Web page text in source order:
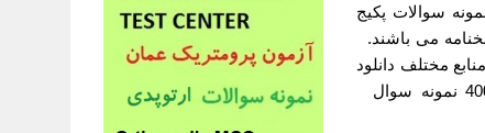
نمونه سوالات آزمون پرومتریک ارتوپدی 2023 نمونه سوالات پکیج
همراه پاسخنامه می باشند.
مختلف دانلود
نمونه سوالات آزمون پرومتریک ارتوپدی بیش از 4000 نمونه سوال